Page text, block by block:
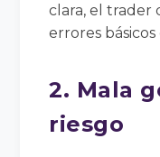
clara, el trader
errores
2. Mala
riesgo